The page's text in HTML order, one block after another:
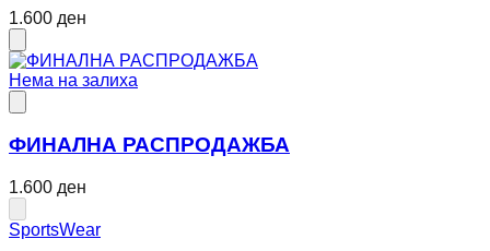
1.600 ден
Нема на залиха
ФИНАЛНА РАСПРОДАЖБА
1.600 ден
SportsWear